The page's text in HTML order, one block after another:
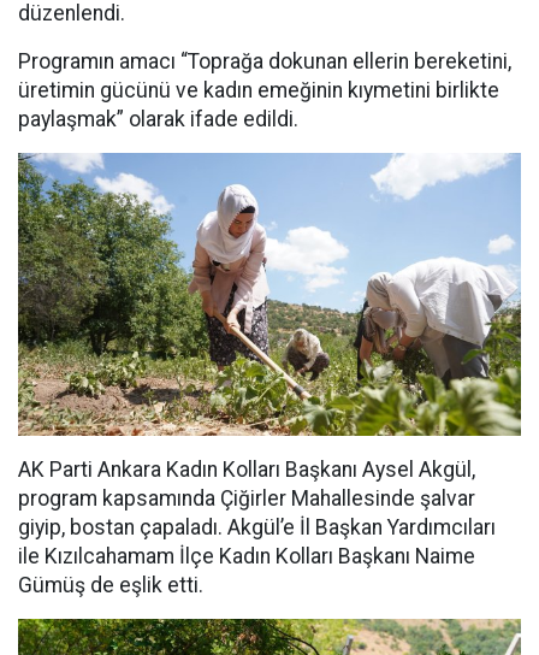
düzenlendi.
Programın amacı “Toprağa dokunan ellerin bereketini,
üretimin gücünü ve kadın emeğinin kıymetini birlikte
paylaşmak” olarak ifade edildi.
AK Parti Ankara Kadın Kolları Başkanı Aysel Akgül,
program kapsamında Çiğirler Mahallesinde şalvar
giyip, bostan çapaladı. Akgül’e İl Başkan Yardımcıları
ile Kızılcahamam İlçe Kadın Kolları Başkanı Naime
Gümüş de eşlik etti.